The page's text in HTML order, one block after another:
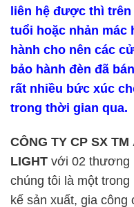
liên hệ được thì
tuổi hoặc nhản mác
hành cho nên các
bảo hành đèn đã
rất nhiều bức xúc
trong thời gian qua.
CÔNG TY CP SX
LIGHT với 02 thương
chúng tôi là một
kế sản xuất, gia công